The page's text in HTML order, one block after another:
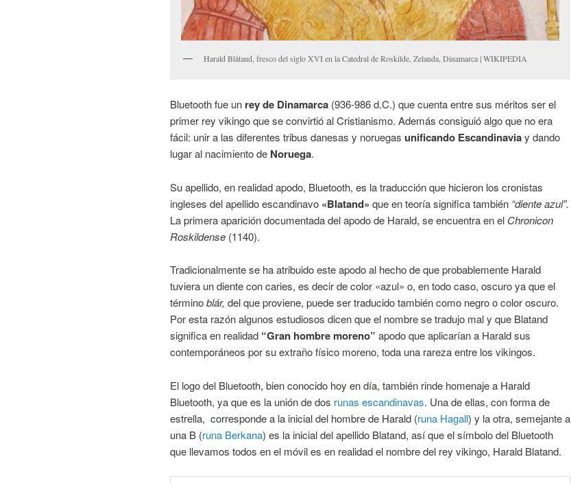
Harald Blåtand, fresco del siglo XVI en la Catedral de Roskilde, Zelanda, Dinamarca | WIKIPEDIA
Bluetooth fue un rey de Dinamarca (936-986 d.C.) que cuenta entre sus méritos ser el
primer rey vikingo que se convirtió al Cristianismo. Además consiguió algo que no era
fácil: unir a las diferentes tribus danesas y noruegas unificando Escandinaviay dando
lugar al nacimiento de Noruega.
Su apellido, en realidad apodo, Bluetooth, es la traducción que hicieron los cronistas
ingleses del apellido escandinavo «Blatand» que en teoría significa también “diente azul”.
La primera aparición documentada del apodo de Harald, se encuentra en el Chronicon
Roskildense (1140).
Tradicionalmente se ha atribuido este apodo al hecho de que probablemente Harald
tuviera un diente con caries, es decir de color «azul» o, en todo caso, oscuro ya que el
términoblár, del que proviene, puede ser traducido también como negro o color oscuro.
Por esta razón algunos estudiosos dicen que el nombre se tradujo mal y que Blatand
significa en realidad “Gran hombre moreno” apodo que aplicarían a Harald sus
contemporáneos por su extraño físico moreno, toda una rareza entre los vikingos.
El logo del Bluetooth, bien conocido hoy en día, también rinde homenaje a Harald
Bluetooth, ya que es la unión de dos runas escandinavas. Una de ellas, con forma de
estrella, corresponde a la inicial del hombre de Harald (runa Hagall) y la otra, semejante a
una B (runa Berkana) es la inicial del apellido Blatand, así que el símbolo del Bluetooth
que llevamos todos en el móvil es en realidad el nombre del rey vikingo, Harald Blatand.